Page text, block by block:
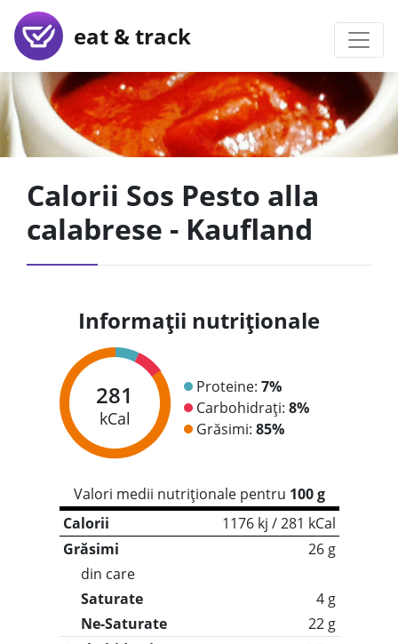
eat & track
Calorii Sos Pesto alla
calabrese - Kaufland
Informații nutriționale
281
kCal
Proteine: 7%
Carbohidrați: 8%
Grăsimi: 85%
Valori medii nutriționale pentru 100 g
Calorii
1176 kj / 281 kCal
Grăsimi
26 g
din care
Saturate
4 g
Ne-Saturate
22 g